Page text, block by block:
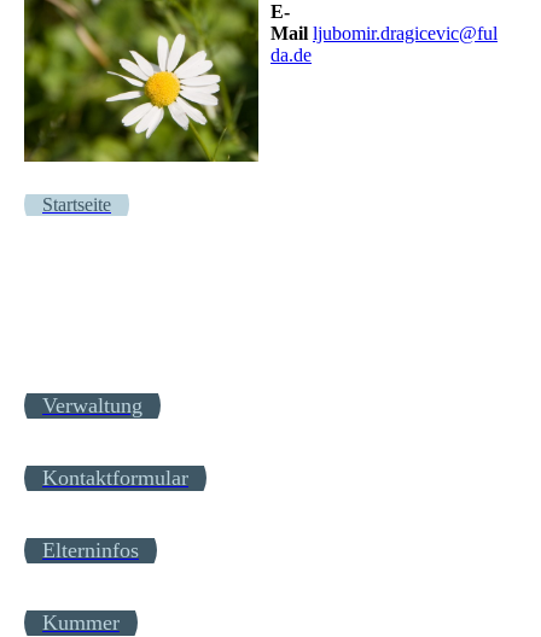
E-
Mail ljubomir.dragicevic@ful
da.de
Startseite
Verwaltung
Kontaktformular
Elterninfos
Kummer